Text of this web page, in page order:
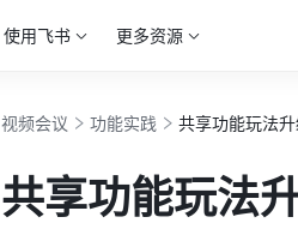
使用飞书 更多资源
视频会议 功能实践 共享功能玩法
共享功能玩法